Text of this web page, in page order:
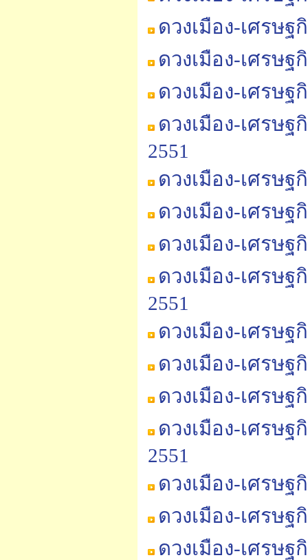
ดวงเมือง-เศรษ
ดวงเมือง-เศรษ
ดวงเมือง-เศรษ
ดวงเมือง-เศรษ
2551
ดวงเมือง-เศรษฐ
ดวงเมือง-เศรษฐ
ดวงเมือง-เศรษฐ
ดวงเมือง-เศรษ
2551
ดวงเมือง-เศรษ
ดวงเมือง-เศรษ
ดวงเมือง-เศรษ
ดวงเมือง-เศรษ
2551
ดวงเมือง-เศรษ
ดวงเมือง-เศรษ
ดวงเมือง-เศรษ